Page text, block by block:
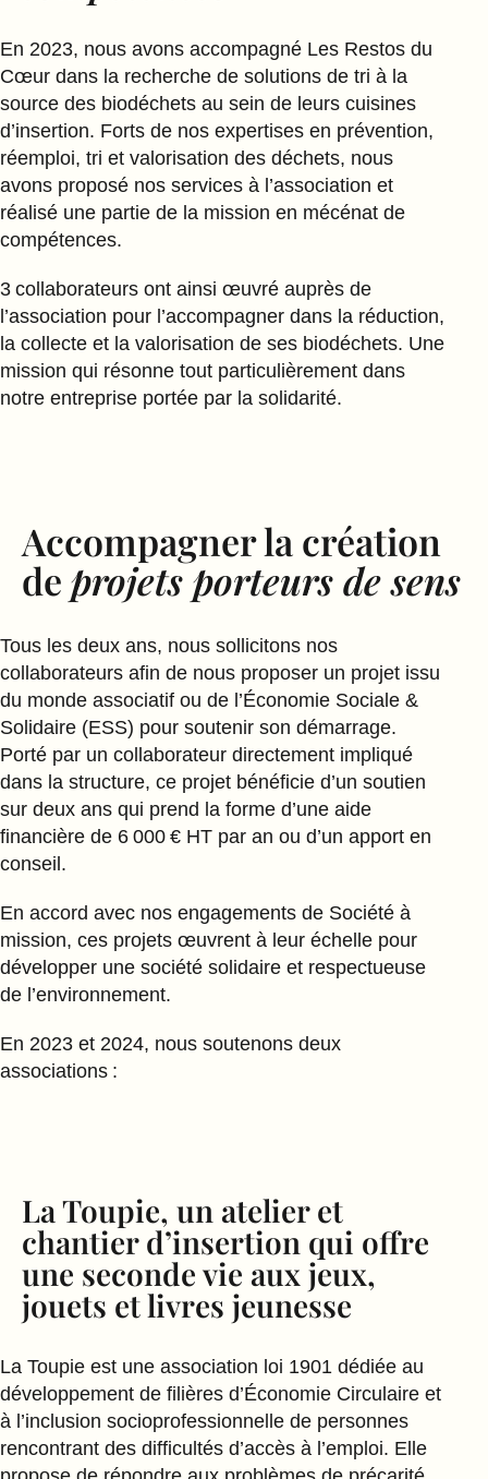
En 2023, nous avons accompagné Les Restos du
Cœur dans la recherche de solutions de tri à la
source des biodéchets au sein de leurs cuisines
d’insertion. Forts de nos expertises en prévention,
réemploi, tri et valorisation des déchets, nous
avons proposé nos services à l’association et
réalisé une partie de la mission en mécénat de
compétences.
3 collaborateurs ont ainsi œuvré auprès de
l’association pour l’accompagner dans la réduction,
la collecte et la valorisation de ses biodéchets. Une
mission qui résonne tout particulièrement dans
notre entreprise portée par la solidarité.
Accompagner la création
deprojets porteurs de sens
Tous les deux ans, nous sollicitons nos
collaborateurs afin de nous proposer un projet issu
du monde associatif ou de l’Économie Sociale &
Solidaire (ESS) pour soutenir son démarrage.
Porté par un collaborateur directement impliqué
dans la structure, ce projet bénéficie d’un soutien
sur deux ans qui prend la forme d’une aide
financière de 6 000 € HT par an ou d’un apport en
conseil.
En accord avec nos engagements de Société à
mission, ces projets œuvrent à leur échelle pour
développer une société solidaire et respectueuse
de l’environnement.
En 2023 et 2024, nous soutenons deux
associations :
La Toupie, un atelier et
chantier d’insertion qui offre
une seconde vie aux jeux,
jouets et livres jeunesse
La Toupie est une association loi 1901 dédiée au
développement de filières d’Économie Circulaire et
à l’inclusion socioprofessionnelle de personnes
rencontrant des difficultés d’accès à l’emploi. Elle